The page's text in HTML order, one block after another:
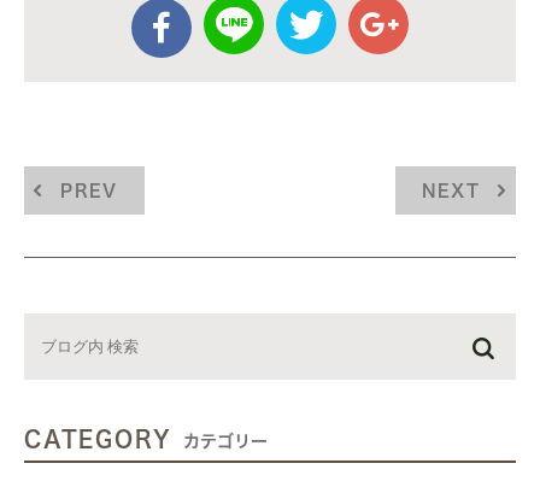
PREV NEXT
CATEGORY カテゴリー